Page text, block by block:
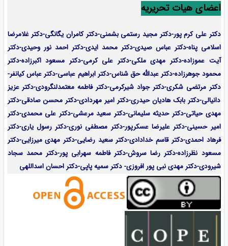
اعضای هیات تحریریه
دکتر علی کرم پور-دکتر مجید رستمی بشمنی-دکتر کامران یگانگی-دکتر غلامرضا
اسلامی پناه-دکتر عباس صیدی-دکتر محمد ایدی-دکتر احمد نور وحیدی-دکتر
آیت عموزاده-دکتر مهدی ملکی-دکتر علی کرمی-دکتر مسعود اکبرزاده-دکتر
محمود جوهرزاده-دکتر عبدالله حق شناس-دکتر ابراهیم عباسی-دکتر عباس کیانفر-
دکتر مرتضی شکری-دکتر جواد شیرکرمی-دکتر فاطمه معتمدلنگرودی-دکتر عزیز
دانیالی-دکتر بابک هادیان حیدری-دکتر امیر مهردادی-دکتر محسن صادقی-دکتر
مهدی حیاتی-دکتر حدیثه سلیمانی-دکتر سعید مرعشی-دکتر علی محمدی-دکتر
امیر حسینی-دکتر علیرضا عسکرپور-دکتر مصطفی نوری-دکتر رسول یاری-دکتر
فرهاد احمدی-دکتر قاسم خدادادی-دکتر سعید رضایی-دکتر مهدی میرزایی-دکتر
مسعود نظرزاده-دکتر رضا سروش-دکتر فاطمه سهرابی پور-دکتر محمد سجاد
شیرودی-دکتر مهدی نبی پور افروزی- دکتر سمیه پاپی-دکتر احسان اسداللهی